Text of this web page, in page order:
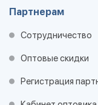
Партнерам
Сотрудничество
Оптовые скидки
Регистрация